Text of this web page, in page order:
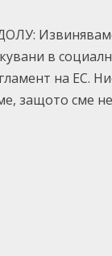
в
на ЕС.
защото сме